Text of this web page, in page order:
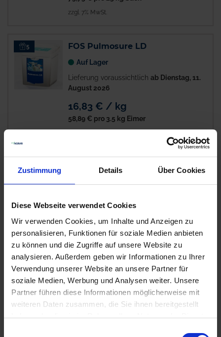
Zustimmung Details Über Cookies
Diese Webseite verwendet Cookies
Wir verwenden Cookies, um Inhalte und Anzeigen zu
personalisieren, Funktionen für soziale Medien anbieten
zu können und die Zugriffe auf unsere Website zu
analysieren. Außerdem geben wir Informationen zu Ihrer
Verwendung unserer Website an unsere Partner für
soziale Medien, Werbung und Analysen weiter. Unsere
Partner führen diese Informationen möglicherweise mit
weiteren Daten zusammen, die Sie ihnen bereitgestellt
haben oder die sie im Rahmen Ihrer Nutzung der Dienste
zzgl. 7% MwSt.
5 FOS Pulmosure LD
Auf Lager
Lieferung voraussichtlich ab Dienstag, 11.
August 2026
16,83 € / kg
58,89 € pro 3.5 kg Eimer
FOS Trycop
Auf Lager
August 2026
27,70 € / kg
zzgl. 7% MwSt.
FOS Power Fit
Auf Lager
Lieferung voraussichtlichab Dienstag, 11.